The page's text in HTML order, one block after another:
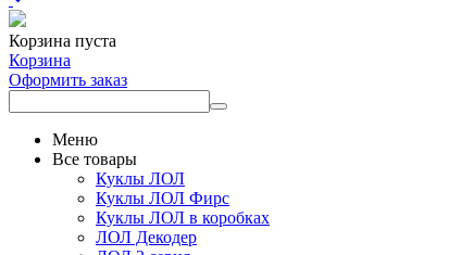
Корзина пуста
Корзина
Оформить заказ
Меню
Все товары
Куклы ЛОЛ
Куклы ЛОЛ Фирс
Куклы ЛОЛ в коробках
ЛОЛ Декодер